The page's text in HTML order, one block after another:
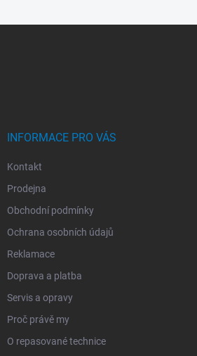
INFORMACE PRO VÁS
Kontakt
Prodejna
Obchodní podmínky
Ochrana osobních údajů
Reklamace
Doprava a platba
Servis a opravy
Proč právě my
O repasované technice